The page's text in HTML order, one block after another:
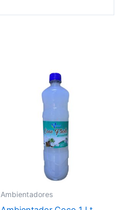
Ambientadores